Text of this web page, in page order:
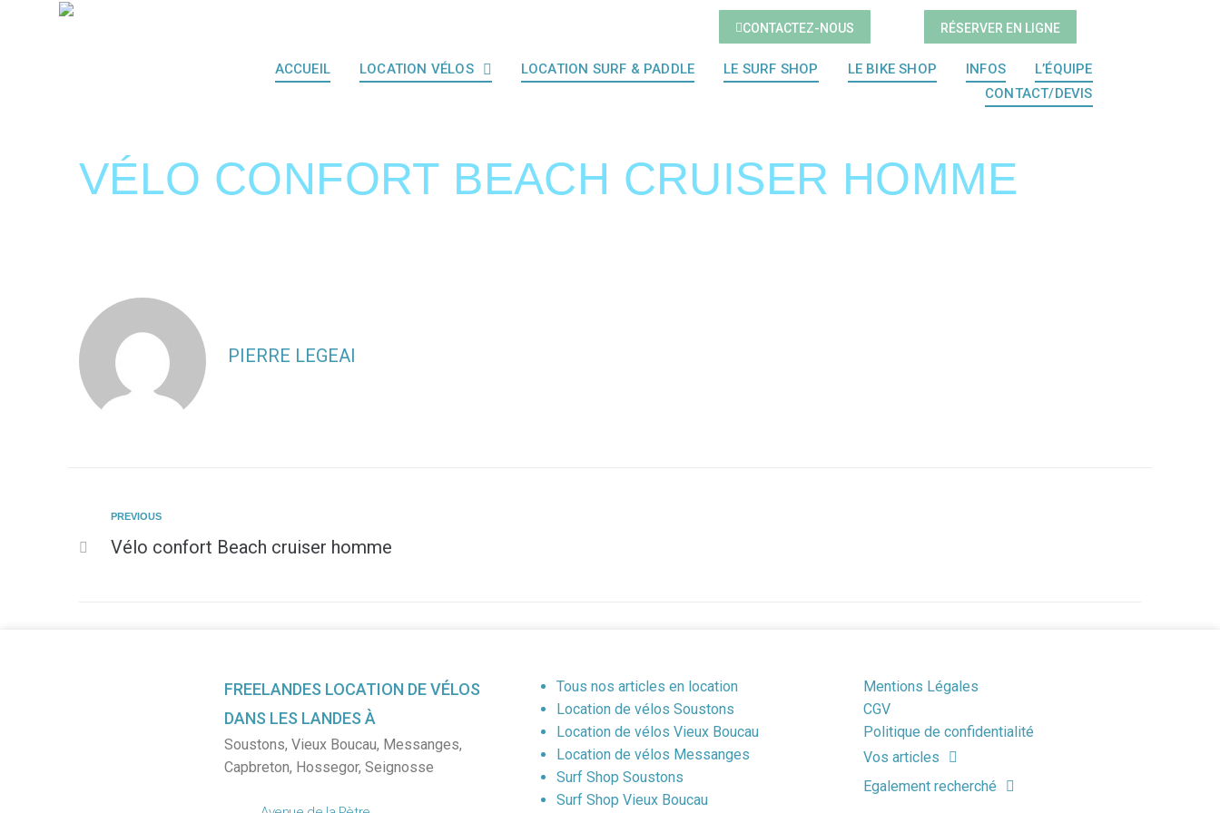
CONTACTEZ-NOUS RÉSERVER EN LIGNE
ACCUEIL LOCATION VÉLOS LOCATION SURF & PADDLE LE SURF SHOP LE BIKE SHOP INFOS
L’ÉQUIPE
CONTACT/DEVIS
VÉLO CONFORT BEACH CRUISER HOMME
PIERRE LEGEAI
PREVIOUS
Vélo confort Beach cruiser homme
FREELANDES LOCATION DE VÉLOS
DANS LES LANDES À
Soustons,Vieux Boucau, Messanges,
Capbreton, Hossegor,Seignosse
Tous nos articles en location
Location de vélos Soustons
Location de vélos Vieux Boucau
Location de vélos Messanges
Surf Shop Soustons
Surf Shop Vieux Boucau
Mentions Légales
CGV
Politique de confidentialité
Vos articles
Egalement recherché